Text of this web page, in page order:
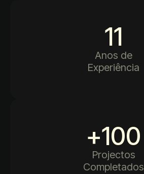
11
Anos de
Experiência
+100
Projectos
Completados